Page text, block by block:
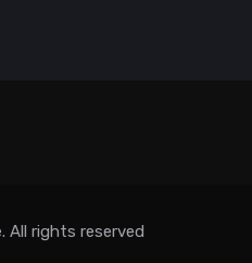
All rights reserved